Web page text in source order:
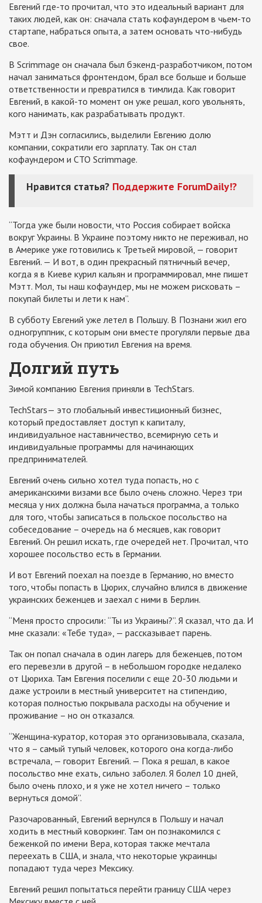
Евгений где-то прочитал, что это идеальный вариант для
таких людей, как он: сначала стать кофаундером в чьем-то
стартапе, набраться опыта, а затем основать что-нибудь
свое.
В Scrimmage он сначала был бэкенд-разработчиком, потом
начал заниматься фронтендом, брал все больше и больше
ответственности и превратился в тимлида. Как говорит
Евгений, в какой-то момент он уже решал, кого увольнять,
кого нанимать, как разрабатывать продукт.
Мэтт и Дэн согласились, выделили Евгению долю
компании, сократили его зарплату. Так он стал
кофаундером и СТО Scrimmage.
Нравится статья? Поддержите ForumDaily!?
“Тогда уже были новости, что Россия собирает войска
вокруг Украины. В Украине поэтому никто не переживал, но
в Америке уже готовились к Третьей мировой, — говорит
Евгений. — И вот, в один прекрасный пятничный вечер,
когда я в Киеве курил кальян и программировал, мне пишет
Мэтт. Мол, ты наш кофаундер, мы не можем рисковать –
покупай билеты и лети к нам”.
В субботу Евгений уже летел в Польшу. В Познани жил его
одногруппник, с которым они вместе прогуляли первые два
года обучения. Он приютил Евгения на время.
Долгий путь
Зимой компанию Евгения приняли в TechStars.
TechStars— это глобальный инвестиционный бизнес,
который предоставляет доступ к капиталу,
индивидуальное наставничество, всемирную сеть и
индивидуальные программы для начинающих
предпринимателей.
Евгений очень сильно хотел туда попасть, но с
американскими визами все было очень сложно. Через три
месяца у них должна была начаться программа, а только
для того, чтобы записаться в польское посольство на
собеседование – очередь на 6 месяцев, как говорит
Евгений. Он решил искать, где очередей нет. Прочитал, что
хорошее посольство есть в Германии.
И вот Евгений поехал на поезде в Германию, но вместо
того, чтобы попасть в Цюрих, случайно влился в движение
украинских беженцев и заехал с ними в Берлин.
“Меня просто спросили: “Ты из Украины?”. Я сказал, что да. И
мне сказали: «Тебе туда», — рассказывает парень.
Так он попал сначала в один лагерь для беженцев, потом
его перевезли в другой – в небольшом городке недалеко
от Цюриха. Там Евгения поселили с еще 20-30 людьми и
даже устроили в местный университет на стипендию,
которая полностью покрывала расходы на обучение и
проживание – но он отказался.
“Женщина-куратор, которая это организовывала, сказала,
что я – самый тупый человек, которого она когда-либо
встречала, — говорит Евгений. — Пока я решал, в какое
посольство мне ехать, сильно заболел. Я болел 10 дней,
было очень плохо, и я уже не хотел ничего – только
вернуться домой”.
Разочарованный, Евгений вернулся в Польшу и начал
ходить в местный коворкинг. Там он познакомился с
беженкой по имени Вера, которая также мечтала
переехать в США, и знала, что некоторые украинцы
попадают туда через Мексику.
Евгений решил попытаться перейти границу США через